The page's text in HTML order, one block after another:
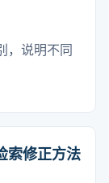
，说明不同
索修正方法